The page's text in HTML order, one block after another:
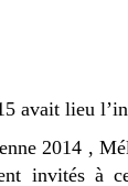
avait lieu
2014 ,
invités à